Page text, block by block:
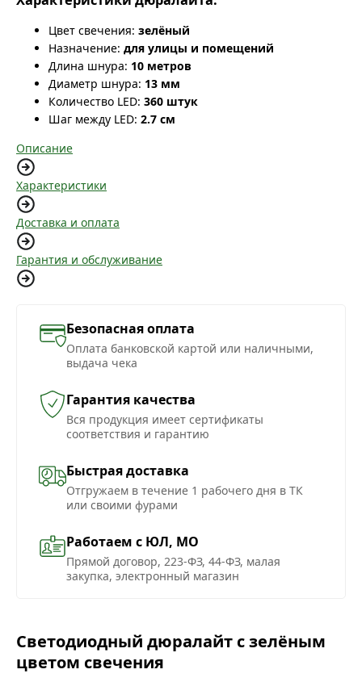
Цвет свечения: зелёный
Назначение: для улицы и помещений
Длина шнура: 10 метров
Диаметр шнура: 13 мм
Количество LED: 360 штук
Шаг между LED: 2.7 см
Описание
Характеристики
Доставка и оплата
Гарантия и обслуживание
Безопасная оплата
Оплата банковской картой или наличными,
выдача чека
Гарантия качества
Вся продукция имеет сертификаты
соответствия и гарантию
Быстрая доставка
Отгружаем в течение 1 рабочего дня в ТК
или своими фурами
Работаем с ЮЛ, МО
Прямой договор, 223-ФЗ, 44-ФЗ, малая
закупка, электронный магазин
Светодиодный дюралайт с зелёным
цветом свечения